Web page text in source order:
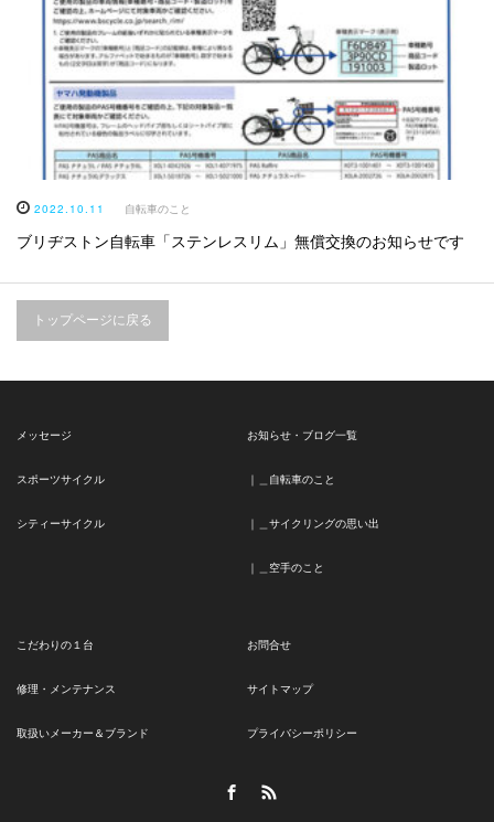
2022.10.11 自転車のこと
ブリヂストン自転車「ステンレスリム」無償交換のお知らせです
トップページに戻る
メッセージ
スポーツサイクル
シティーサイクル
お知らせ・ブログ一覧
｜＿自転車のこと
｜＿サイクリングの思い出
｜＿空手のこと
こだわりの１台
修理・メンテナンス
取扱いメーカー＆ブランド
お問合せ
サイトマップ
プライバシーポリシー